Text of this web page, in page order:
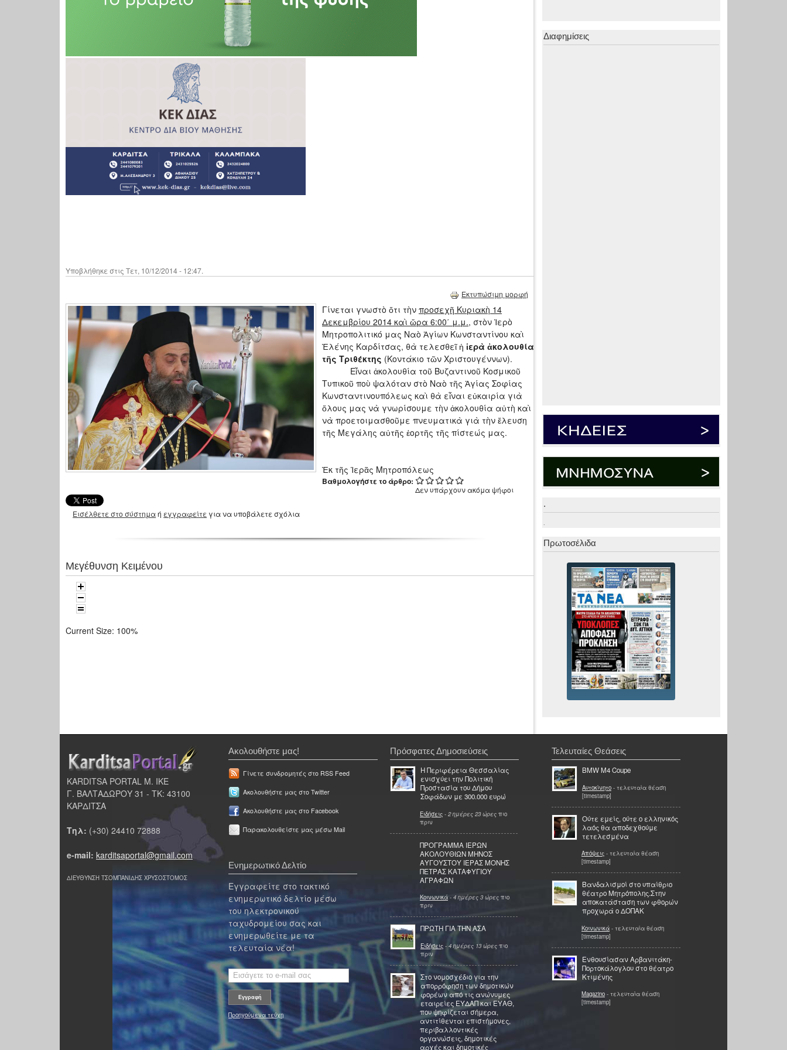
Υποβλήθηκε στις Τετ, 10/12/2014 - 12:47.
Εκτυπώσιμη μορφή
Γίνεται γνωστὸ ὅτι τὴν προσεχῆ Κυριακὴ 14
Δεκεμβρίου 2014 καὶ ὥρα 6:00΄ μ.μ., στὸν Ἱερὸ
Μητροπολιτικό μας Ναὸ Ἁγίων Κωνσταντίνου καὶ
Ἑλένης Καρδίτσας, θὰ τελεσθεῖ ἡ ἱερὰ ἀκολουθία
τῆς Τριθέκτης (Κοντάκιο τῶν Χριστουγέννων).
Εἶναι ἀκολουθία τοῦ Βυζαντινοῦ Κοσμικοῦ
Τυπικοῦ ποὺ ψαλόταν στὸ Ναὸ τῆς Ἁγίας Σοφίας
Κωνσταντινουπόλεως καὶ θὰ εἶναι εὐκαιρία γιὰ
ὅλους μας νὰ γνωρίσουμε τὴν ἀκολουθία αὐτὴ καὶ
νὰ προετοιμασθοῦμε πνευματικὰ γιὰ τὴν ἔλευση
τῆς Μεγάλης αὐτῆς ἑορτῆς τῆς πίστεώς μας.
Ἐκ τῆς Ἱερᾶς Μητροπόλεως
Βαθμολογήστε το άρθρο:
Δεν υπάρχουν ακόμα ψήφοι
Εισέλθετε στο σύστημαή εγγραφείτε για να υποβάλετε σχόλια
Μεγέθυνση Κειμένου
Current Size: 100%
Διαφημίσεις
.
.
Πρωτοσέλιδα
KARDITSA PORTAL Μ. ΙΚΕ
Γ. ΒΑΛΤΑΔΩΡΟΥ 31 - ΤΚ: 43100
ΚΑΡΔΙΤΣΑ
Τηλ: (+30) 24410 72888
e-mail: karditsaportal@gmail.com
ΔΙΕΥΘΥΝΣΗ ΤΣΟΜΠΑΝΙΔΗΣ ΧΡΥΣΟΣΤΟΜΟΣ
Ακολουθήστε μας!
Γίνετε συνδρομητές στο RSS Feed
Ακολουθήστε μας στο Twitter
Ακολουθήστε μας στο Facebook
Παρακολουθείστε μας μέσω Mail
Ενημερωτικό Δελτίο
Εγγραφείτε στο τακτικό
ενημερωτικό δελτίο μέσω
του ηλεκτρονικού
ταχυδρομείου σας και
ενημερωθείτε με τα
τελευταία νέα!
Προηγούμενα τεύχη
Πρόσφατες Δημοσιεύσεις
Η Περιφέρεια Θεσσαλίας
ενισχύει την Πολιτική
Προστασία του Δήμου
Σοφάδων με 300.000 ευρώ
Ειδήσεις - 2 ημέρες 23 ώρες πιο
πριν
ΠΡΟΓΡΑΜΜΑ ΙΕΡΩΝ
ΑΚΟΛΟΥΘΙΩΝ ΜΗΝΟΣ
ΑΥΓΟΥΣΤΟΥ ΙΕΡΑΣ ΜΟΝΗΣ
ΠΕΤΡΑΣ ΚΑΤΑΦΥΓΙΟΥ
ΑΓΡΑΦΩΝ
Κοινωνικά - 4 ημέρες 3 ώρες πιο
πριν
ΠΡΩΤΗ ΓΙΑ ΤΗΝ ΑΣΑ
Ειδήσεις - 4 ημέρες 13 ώρες πιο
πριν
Στο νομοσχέδιο για την
απορρόφηση των δημοτικών
φορέων από τις ανώνυμες
εταιρείες ΕΥΔΑΠ και ΕΥΑΘ,
που ψηφίζεται σήμερα,
αντιτίθενται επιστήμονες,
περιβαλλοντικές
οργανώσεις, δημοτικές
αρχές και δημοτικές
Τελευταίες Θεάσεις
BMW M4 Coupe
Αυτοκίνητο - τελευταία θέαση
[timestamp]
Ούτε εμείς, ούτε ο ελληνικός
λαός θα αποδεχθούμε
τετελεσμένα
Απόψεις - τελευταία θέαση
[timestamp]
Βανδαλισμοί στο υπαίθριο
θέατρο Μητρόπολης.Στην
αποκατάσταση των φθορών
προχωρά ο ΔΟΠΑΚ
Κοινωνικά - τελευταία θέαση
[timestamp]
Ενθουσίασαν Αρβανιτάκη-
Πορτοκάλογλου στο θέατρο
Κτιμένης
Magazino - τελευταία θέαση
[timestamp]